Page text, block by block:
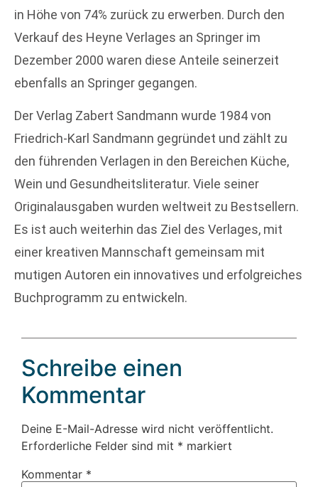
in Höhe von 74% zurück zu erwerben. Durch den
Verkauf des Heyne Verlages an Springer im
Dezember 2000 waren diese Anteile seinerzeit
ebenfalls an Springer gegangen.
Der Verlag Zabert Sandmann wurde 1984 von
Friedrich-Karl Sandmann gegründet und zählt zu
den führenden Verlagen in den Bereichen Küche,
Wein und Gesundheitsliteratur. Viele seiner
Originalausgaben wurden weltweit zu Bestsellern.
Es ist auch weiterhin das Ziel des Verlages, mit
einer kreativen Mannschaft gemeinsam mit
mutigen Autoren ein innovatives und erfolgreiches
Buchprogramm zu entwickeln.
Schreibe einen
Kommentar
Deine E-Mail-Adresse wird nicht veröffentlicht.
Erforderliche Felder sind mit * markiert
Kommentar *